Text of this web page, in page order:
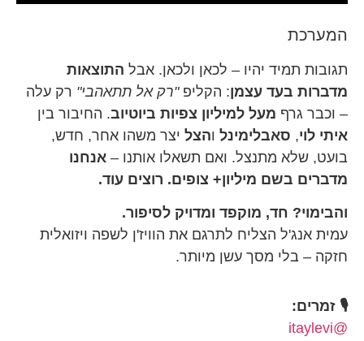
המערכת
תגובות תמיד יהיו – לכאן ולכאן. אבל התוצאות
מדברות בעד עצמן: הקליפ"רק אל תתאהבי" רק עלה
– וכבר גרף מעל למיליון צפיות ביוטיוב. החיבור בין
איתי לוי, סאבלימינל והצל יצר משהו אחר, חדש,
בועט, שלא מתנצל. ואם תשאלו אותנו – אנחנו
מדברים בשם מיליון+ צופים. רוצים עוד.
והבימוי? חד, מוקפד ומדויק לסיפור.
עמית אנג'ל הצליח לתרגם את הוויז'ן לשפה ויזואלית
חזקה – בלי מסך עשן מיותר.
🎙 זמרים:
@itaylevi